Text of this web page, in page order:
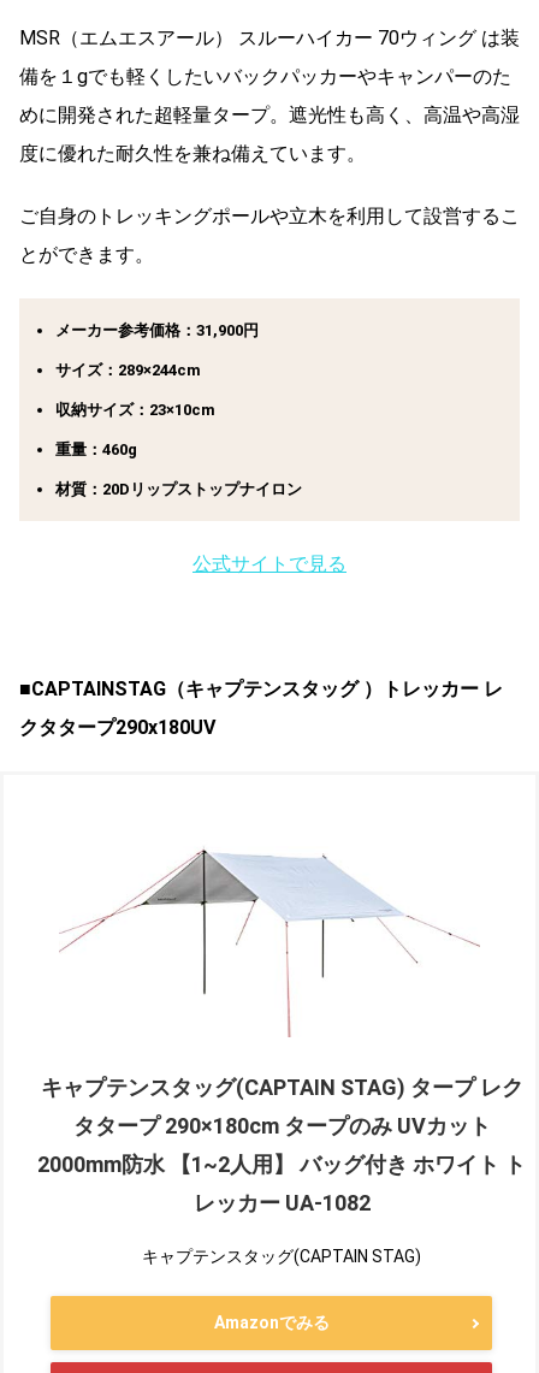
MSR（エムエスアール） スルーハイカー 70ウィング は装
備を１gでも軽くしたいバックパッカーやキャンパーのた
めに開発された超軽量タープ。遮光性も高く、高温や高湿
度に優れた耐久性を兼ね備えています。
ご自身のトレッキングポールや立木を利用して設営するこ
とができます。
メーカー参考価格：31,900円
サイズ：289×244cm
収納サイズ：23×10cm
重量：460g
材質：20Dリップストップナイロン
公式サイトで見る
■CAPTAINSTAG（キャプテンスタッグ ）トレッカー レ
クタタープ290x180UV
キャプテンスタッグ(CAPTAIN STAG) タープ レク
タタープ 290×180cm タープのみ UVカット
2000mm防水 【1~2人用】 バッグ付き ホワイト ト
レッカー UA-1082
キャプテンスタッグ(CAPTAIN STAG)
Amazonでみる